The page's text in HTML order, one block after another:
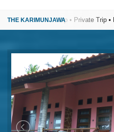
Open Trip • Private Trip •